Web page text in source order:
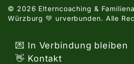
© 2026 Elterncoaching &
Würzburg 💚 urverbunden. Alle
💌 In Verbindung bleiben
👋 Kontakt